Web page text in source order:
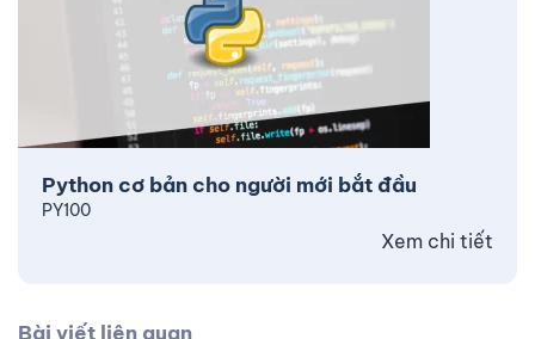
Python cơ bản cho người mới bắt đầu
PY100
Xem chi tiết
Bài viết liên quan